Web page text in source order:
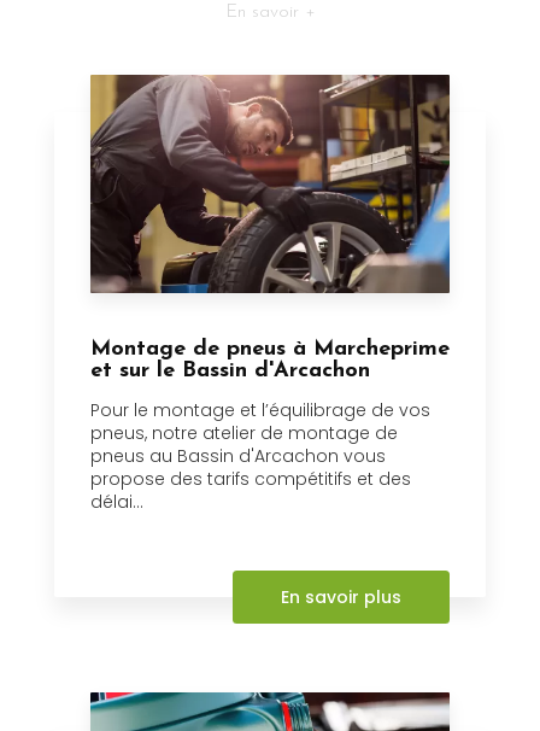
En savoir +
Montage de pneus à Marcheprime
et sur le Bassin d'Arcachon
Pour le montage et l’équilibrage de vos
pneus, notre atelier de montage de
pneus au Bassin d'Arcachon vous
propose des tarifs compétitifs et des
délai...
En savoir plus